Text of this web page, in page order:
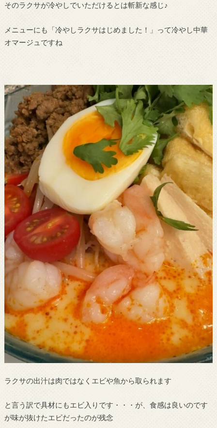
そのラクサが冷やしでいただけるとは斬新な感じ♪
メニューにも「冷やしラクサはじめました！」って冷やし中華
オマージュですね
ラクサの出汁は肉ではなくエビや魚から取られます
と言う訳で具材にもエビ入りです・・・が、食感は良いのです
が味が抜けたエビだったのが残念